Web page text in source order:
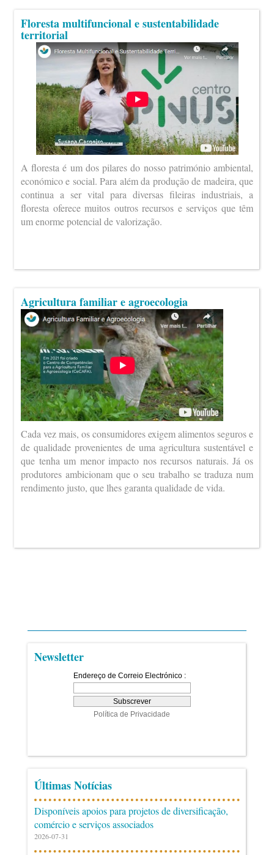
Floresta multifuncional e sustentabilidade
territorial
A floresta é um dos pilares do nosso património ambiental,
económico e social. Para além da produção de madeira, que
continua a ser vital para diversas fileiras industriais, a
floresta oferece muitos outros recursos e serviços que têm
um enorme potencial de valorização.
Agricultura familiar e agroecologia
Cada vez mais, os consumidores exigem alimentos seguros e
de qualidade provenientes de uma agricultura sustentável e
que tenha um menor impacto nos recursos naturais. Já os
produtores ambicionam que o seu trabalho se traduza num
rendimento justo, que lhes garanta qualidade de vida.
Newsletter
Últimas Notícias
Disponíveis apoios para projetos de diversificação,
comércio e serviços associados
2026-07-31